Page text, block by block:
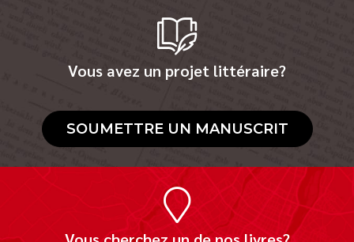
Vous avez un projet littéraire?
SOUMETTRE UN MANUSCRIT